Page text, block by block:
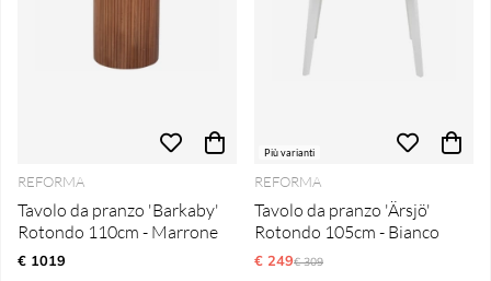
REFORMA
Tavolo da pranzo 'Barkaby'
Rotondo 110cm - Marrone
€ 1019
Più varianti
REFORMA
Tavolo da pranzo 'Ärsjö'
Rotondo 105cm - Bianco
€ 249Prezzo ordinario:
€ 309